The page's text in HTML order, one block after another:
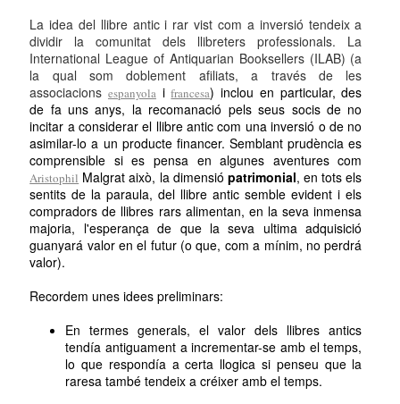
La idea del llibre antic i rar vist com a inversió tendeix a
dividir la comunitat dels llibreters professionals. La
International League of Antiquarian Booksellers (ILAB) (a
la qual som doblement afiliats, a través de les
associacions espanyola ifrancesa) inclou en particular, des
de fa uns anys, la recomanació pels seus socis de no
incitar a considerar el llibre antic com una inversió o de no
asimilar-lo a un producte financer. Semblant prudència es
comprensible si es pensa en algunes aventures com
Aristophil Malgrat això, la dimensió patrimonial, en tots els
sentits de la paraula, del llibre antic semble evident i els
compradors de llibres rars alimentan, en la seva inmensa
majoria, l'esperança de que la seva ultima adquisició
guanyará valor en el futur (o que, com a mínim, no perdrá
valor).
Recordem unes idees preliminars:
En termes generals, el valor dels llibres antics
tendía antiguament a incrementar-se amb el temps,
lo que respondía a certa llogica si penseu que la
raresa també tendeix a créixer amb el temps.